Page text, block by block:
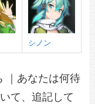
シノン
｜あなたは何待
て、追記して